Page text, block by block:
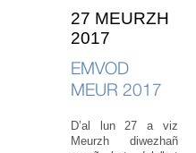
27 MEURZH
2017
EMVOD
MEUR 2017
D’al lun 27 a viz
Meurzh diwezhañ